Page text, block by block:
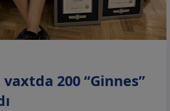
200 “Ginnes”